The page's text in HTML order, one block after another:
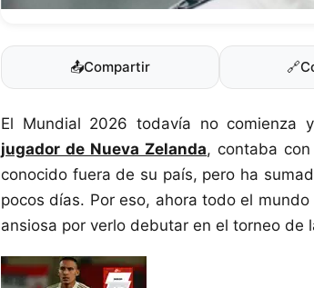
📤Compartir 🔗
El Mundial 2026 todavía no
jugador de Nueva Zelanda, contaba
conocido fuera de su país, pero ha
pocos días. Por eso, ahora todo el
ansiosa por verlo debutar en el torneo de